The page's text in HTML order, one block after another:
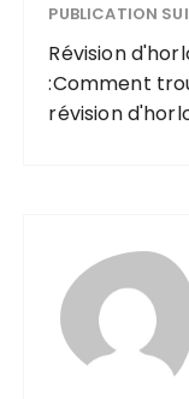
PUBLICATION
Révision
:Comment
révision